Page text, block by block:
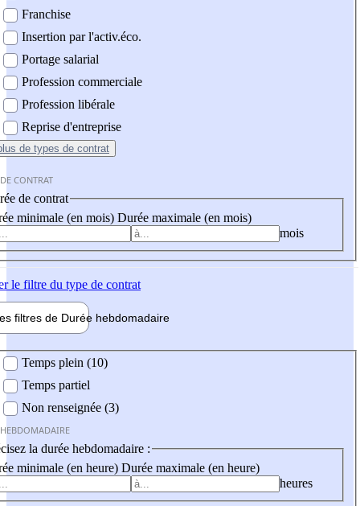
Franchise
Insertion par l'activ.éco.
Portage salarial
Profession commerciale
Profession libérale
Reprise d'entreprise
de types de contrat
CONTRAT
de contrat
minimale (en mois) Durée maximale (en mois)
mois
le filtre du type de contrat
filtres de Durée hebdomadaire
Temps plein (10)
Temps partiel
Non renseignée (3)
la durée hebdomadaire :
minimale (en heure) Durée maximale (en heure)
heures